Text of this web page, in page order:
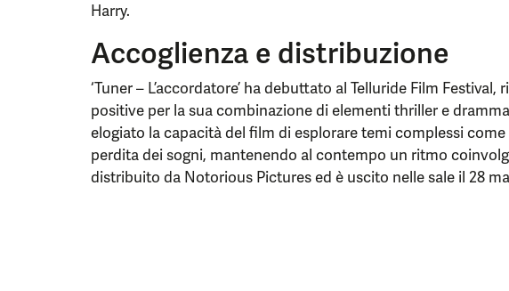
Harry.
Accoglienza e distribuzione
‘Tuner – L’accordatore’ ha debuttato al Telluride Film
positive per la sua combinazione di elementi thriller e
elogiato la capacità del film di esplorare temi complessi
perdita dei sogni, mantenendo al contempo un ritmo
distribuito da Notorious Pictures ed è uscito nelle sale il 28